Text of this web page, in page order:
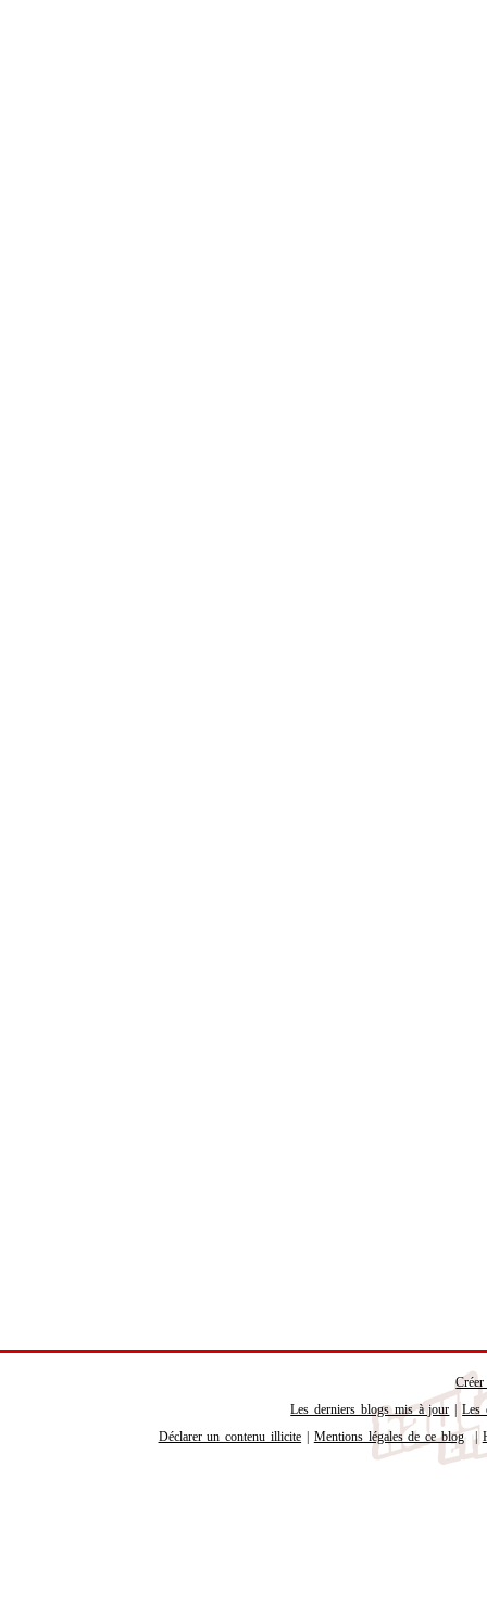
Les derniers blogs mis à jour |Les
Déclarer un contenu illicite
Mentions légales de ce blog |